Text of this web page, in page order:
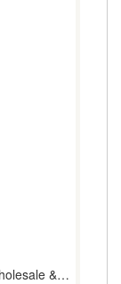
Planning-Supplies & Decorations